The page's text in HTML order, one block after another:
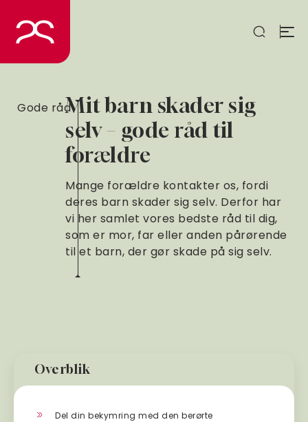
indhold
Mit barn skader sig
selv – gode råd til
forældre
Mange forældre kontakter os, fordi
deres barn skader sig selv. Derfor har
vi her samlet vores bedste råd til dig,
som er mor, far eller anden pårørende
til et barn, der gør skade på sig selv.
Gode råd
Overblik
Del din bekymring med den berørte